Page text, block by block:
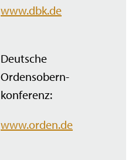
www.dbk.de
Deutsche
Ordensobern­
konferenz:
www.orden.de